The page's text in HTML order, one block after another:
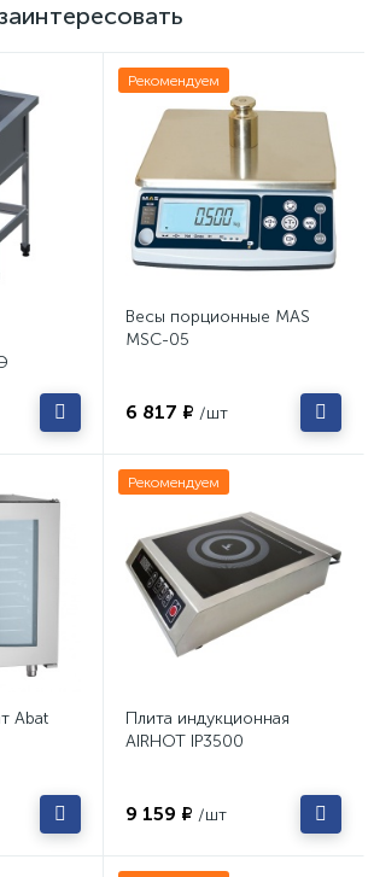
Рекомендуем
Весы порционные MAS
MSC-05
6 817 ₽ /шт
Abat
Рекомендуем
Плита индукционная
AIRHOT IP3500
9 159 ₽ /шт